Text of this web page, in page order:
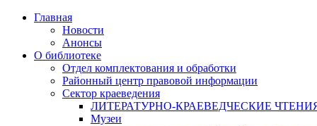
Главная
Новости
Анонсы
О библиотеке
Отдел комплектования и обработки
Районный центр правовой информации
Сектор краеведения
ЛИТЕРАТУРНО-КРАЕВЕДЧЕСКИЕ
Музеи